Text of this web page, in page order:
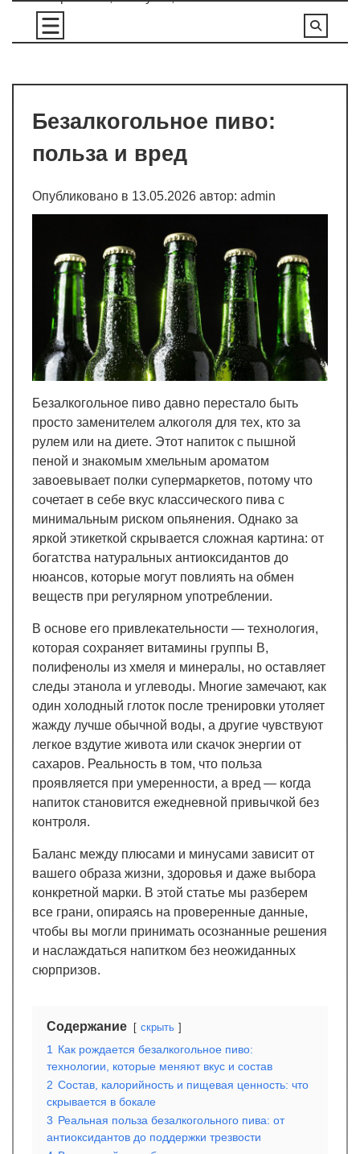
Перейти
содержимому
Безалкогольное пиво:
польза и вред
Опубликовано в 13.05.2026 автор: admin
Безалкогольное пиво давно перестало быть
просто заменителем алкоголя для тех, кто за
рулем или на диете. Этот напиток с пышной
пеной и знакомым хмельным ароматом
завоевывает полки супермаркетов, потому что
сочетает в себе вкус классического пива с
минимальным риском опьянения. Однако за
яркой этикеткой скрывается сложная картина: от
богатства натуральных антиоксидантов до
нюансов, которые могут повлиять на обмен
веществ при регулярном употреблении.
В основе его привлекательности — технология,
которая сохраняет витамины группы B,
полифенолы из хмеля и минералы, но оставляет
следы этанола и углеводы. Многие замечают, как
один холодный глоток после тренировки утоляет
жажду лучше обычной воды, а другие чувствуют
легкое вздутие живота или скачок энергии от
сахаров. Реальность в том, что польза
проявляется при умеренности, а вред — когда
напиток становится ежедневной привычкой без
контроля.
Баланс между плюсами и минусами зависит от
вашего образа жизни, здоровья и даже выбора
конкретной марки. В этой статье мы разберем
все грани, опираясь на проверенные данные,
чтобы вы могли принимать осознанные решения
и наслаждаться напитком без неожиданных
сюрпризов.
Содержание скрыть
1
Как рождается безалкогольное пиво:
технологии, которые меняют вкус и состав
2 Состав, калорийность и пищевая ценность: что
скрывается в бокале
3 Реальная польза безалкогольного пива: от
антиоксидантов до поддержки трезвости